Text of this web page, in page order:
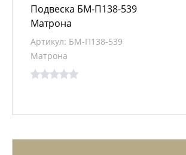
Подвеска БМ-П138-539
Матрона
Артикул: БМ-П138-539
Матрона